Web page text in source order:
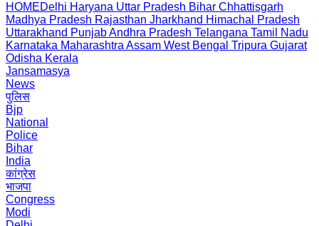
HOMEDelhi Haryana Uttar Pradesh Bihar Chhattisgarh
Madhya Pradesh Rajasthan Jharkhand Himachal Pradesh
Uttarakhand PunjabAndhra Pradesh Telangana Tamil Nadu
Karnataka Maharashtra Assam West Bengal Tripura Gujarat
Odisha Kerala
Jansamasya
News
पुलिस
Bjp
National
Police
Bihar
India
कांग्रेस
भाजपा
Congress
Modi